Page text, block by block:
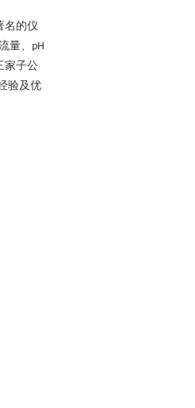
名的仪
量、 pH
家子公
验及优